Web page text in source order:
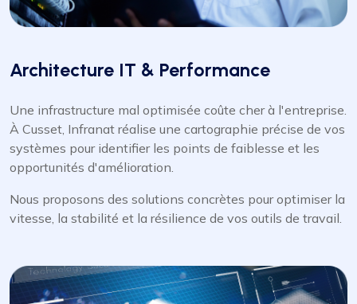
Architecture IT & Performance
Une infrastructure mal optimisée coûte cher à l'entreprise.
À Cusset, Infranat réalise une cartographie précise de vos
systèmes pour identifier les points de faiblesse et les
opportunités d'amélioration.
Nous proposons des solutions concrètes pour optimiser la
vitesse, la stabilité et la résilience de vos outils de travail.